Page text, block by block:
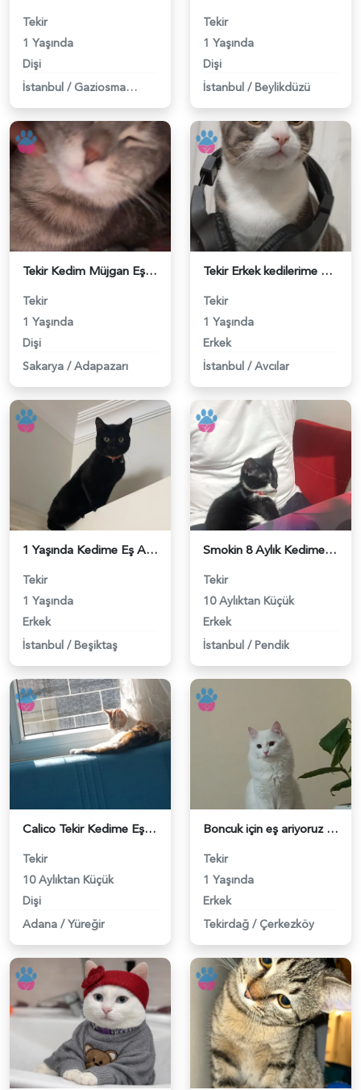
Tekir
1 Yaşında
Dişi
İstanbul / Gaziosmanpaşa
Tekir
1 Yaşında
Dişi
İstanbul / Beylikdüzü
Tekir Kedim Müjgan Eş Arıyor - 118983795
Tekir
1 Yaşında
Dişi
Sakarya / Adapazarı
Tekir Erkek kedilerime eş arıyorum - 118983760
Tekir
1 Yaşında
Erkek
İstanbul / Avcılar
1 Yaşında Kedime Eş Arıyorum - 118983727
Tekir
1 Yaşında
Erkek
İstanbul / Beşiktaş
Smokin 8 Aylık Kedime Eş Arıyorum - 118983698
Tekir
10 Aylıktan Küçük
Erkek
İstanbul / Pendik
Calico Tekir Kedime Eş Arıyorum - 118983630
Tekir
10 Aylıktan Küçük
Dişi
Adana / Yüreğir
Boncuk için eş ariyoruz - 118983552
Tekir
1 Yaşında
Erkek
Tekirdağ / Çerkezköy